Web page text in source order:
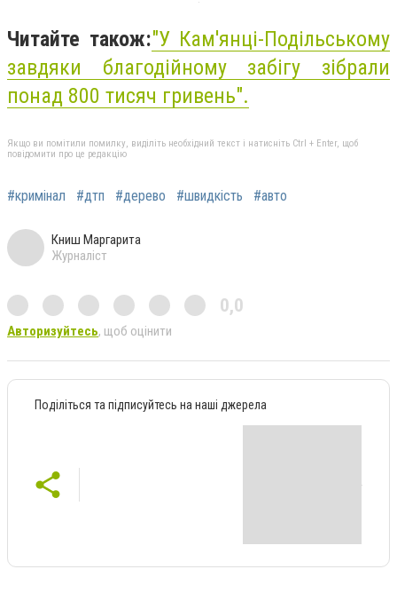
Читайте також:"У Кам'янці-Подільському
завдяки благодійному забігу зібрали
понад 800 тисяч гривень".
Якщо ви помітили помилку, виділіть необхідний текст і натисніть Ctrl + Enter, щоб
повідомити про це редакцію
#кримінал #дтп #дерево #швидкість #авто
Книш Маргарита
Журналіст
0,0
Авторизуйтесь, щоб оцінити
Поділіться та підписуйтесь на наші джерела